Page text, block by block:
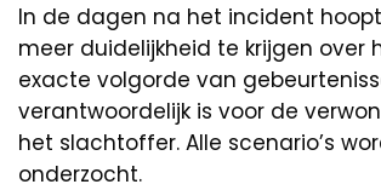
In de dagen na het incident
meer duidelijkheid te krijgen over
exacte volgorde van
verantwoordelijk is voor de
het slachtoffer. Alle scenario’s
onderzocht.